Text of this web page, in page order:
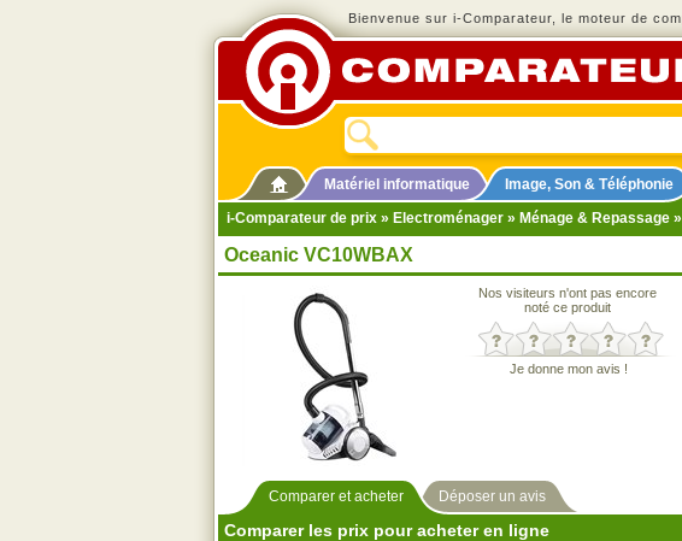
Bienvenue sur i-Comparateur, le moteur de
Matériel informatique Image, Son & Téléphonie
i-Comparateur de prix » Electroménager » Ménage & Repassage »
Oceanic VC10WBAX
Nos visiteurs n'ont pas encore
noté ce produit
Je donne mon avis !
Comparer et acheter Déposer un avis
Comparer les prix pour acheter en ligne